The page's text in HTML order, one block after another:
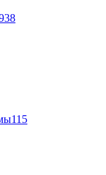
115